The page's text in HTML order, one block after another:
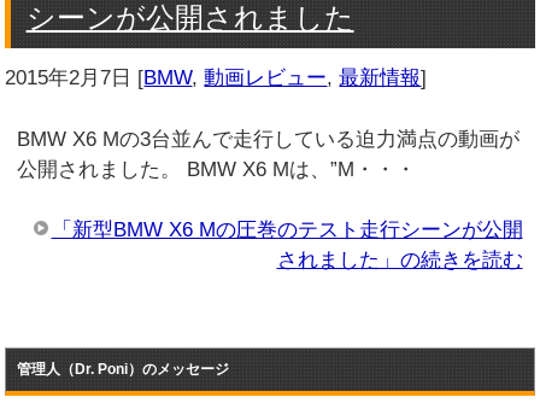
シーンが公開されました
2015年2月7日 [BMW,動画レビュー,最新情報]
BMW X6 Mの3台並んで走行している迫力満点の動画が
公開されました。 BMW X6 Mは、”M・・・
「新型BMW X6 Mの圧巻のテスト走行シーンが公開
されました」の続きを読む
管理人（Dr. Poni）のメッセージ